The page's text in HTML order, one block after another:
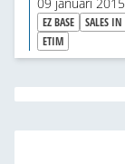
09 januari 2015
EZ BASE SALES
ETIM